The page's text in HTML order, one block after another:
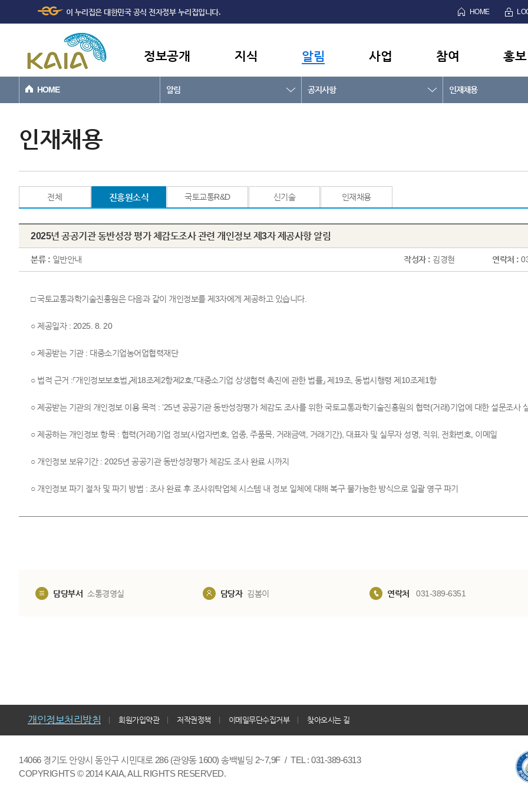
본문바로가기
이 누리집은 대한민국 공식 전자정부 누리집입니다. HOME
정보공개 지식 알림 사업 참여 홍보
HOME 알림 공지사항 인재채용
인재채용
전체 진흥원소식 국토교통R&D 신기술 인재채용
2025년 공공기관 동반성장 평가 체감도조사 관련 개인정보 제3자 제공사항 알림
분류 : 일반안내 작성자 : 김경현 연락처 :
□ 국토교통과학기술진흥원은 다음과 같이 개인정보를 제3자에게 제공하고 있습니다.
○ 제공일자 : 2025. 8. 20
○ 제공받는 기관 : 대중소기업농어업협력재단
○ 법적 근거 :「개인정보보호법」제18조제2항제2호,「대중소기업 상생협력 촉진에 관한 법률」 제19조, 동법시행령 제10조제1항
○ 제공받는 기관의 개인정보 이용 목적 : ’25년 공공기관 동반성장평가 체감도 조사를 위한 국토교통과학기술진흥원의 협력(거래)기업에 대한 설문조사
○ 제공하는 개인정보 항목 : 협력(거래)기업 정보(사업자번호, 업종, 주품목, 거래금액, 거래기간), 대표자 및 실무자 성명, 직위, 전화번호, 이메일
○ 개인정보 보유기간 : 2025년 공공기관 동반성장평가 체감도 조사 완료 시까지
○ 개인정보 파기 절차 및 파기 방법 : 조사 완료 후 조사위탁업체 시스템 내 정보 일체에 대해 복구 불가능한 방식으로 일괄 영구 파기 ​
담당부서 소통경영실 담당자 김봄이 연락처 031-389-6351
개인정보처리방침 회원가입약관 저작권정책 이메일무단수집거부 찾아오시는 길
14066 경기도 안양시 동안구 시민대로 286 (관양동 1600) 송백빌딩 2~7,9F / TEL : 031-389-6313
COPYRIGHTS © 2014 KAIA, ALL RIGHTS RESERVED.